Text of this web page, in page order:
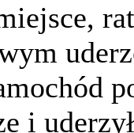
i